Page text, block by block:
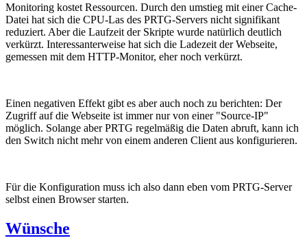
Monitoring kostet Ressourcen. Durch den umstieg mit einer Cache-
Datei hat sich die CPU-Las des PRTG-Servers nicht signifikant
reduziert. Aber die Laufzeit der Skripte wurde natürlich deutlich
verkürzt. Interessanterweise hat sich die Ladezeit der Webseite,
gemessen mit dem HTTP-Monitor, eher noch verkürzt.
Einen negativen Effekt gibt es aber auch noch zu berichten: Der
Zugriff auf die Webseite ist immer nur von einer "Source-IP"
möglich. Solange aber PRTG regelmäßig die Daten abruft, kann ich
den Switch nicht mehr von einem anderen Client aus konfigurieren.
Für die Konfiguration muss ich also dann eben vom PRTG-Server
selbst einen Browser starten.
Wünsche